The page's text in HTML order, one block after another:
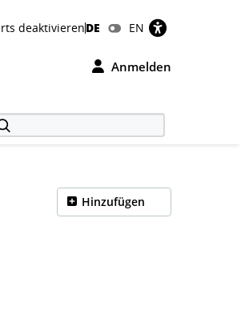
deaktivierenDE EN
Anmelden
Hinzufügen